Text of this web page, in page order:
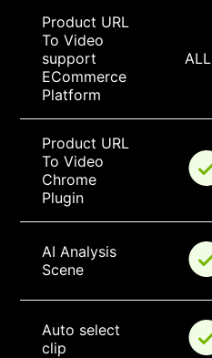
Product URL
To Video
support
ECommerce
Platform
ALL
Product URL
To Video
Chrome
Plugin
AI Analysis
Scene
Auto select
clip